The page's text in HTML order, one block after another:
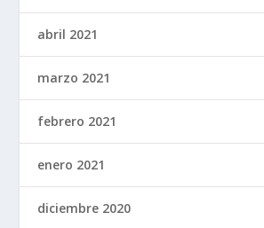
abril 2021
marzo 2021
febrero 2021
enero 2021
diciembre 2020